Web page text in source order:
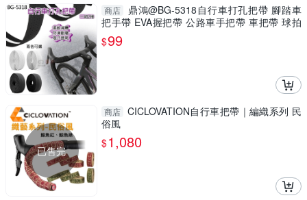
商店
鼎鴻@BG-5318自行車打孔把帶 腳踏車
把手帶 EVA握把帶 公路車手把帶 車把帶 球拍
把帶
$99
已售完
商店 CICLOVATION自行車把帶｜編織系列 民
俗風
$1,080